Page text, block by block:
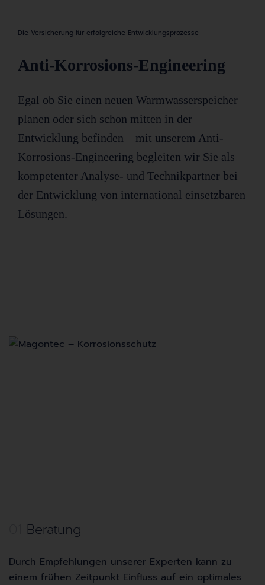
Die Versicherung für erfolgreiche Entwicklungsprozesse
Anti-Korrosions-Engineering
Egal ob Sie einen neuen Warmwasserspeicher
planen oder sich schon mitten in der
Entwicklung befinden – mit unserem Anti-
Korrosions-Engineering begleiten wir Sie als
kompetenter Analyse- und Technikpartner bei
der Entwicklung von international einsetzbaren
Lösungen.
Beratung
Durch Empfehlungen unserer Experten kann zu
einem frühen Zeitpunkt Einfluss auf ein optimales